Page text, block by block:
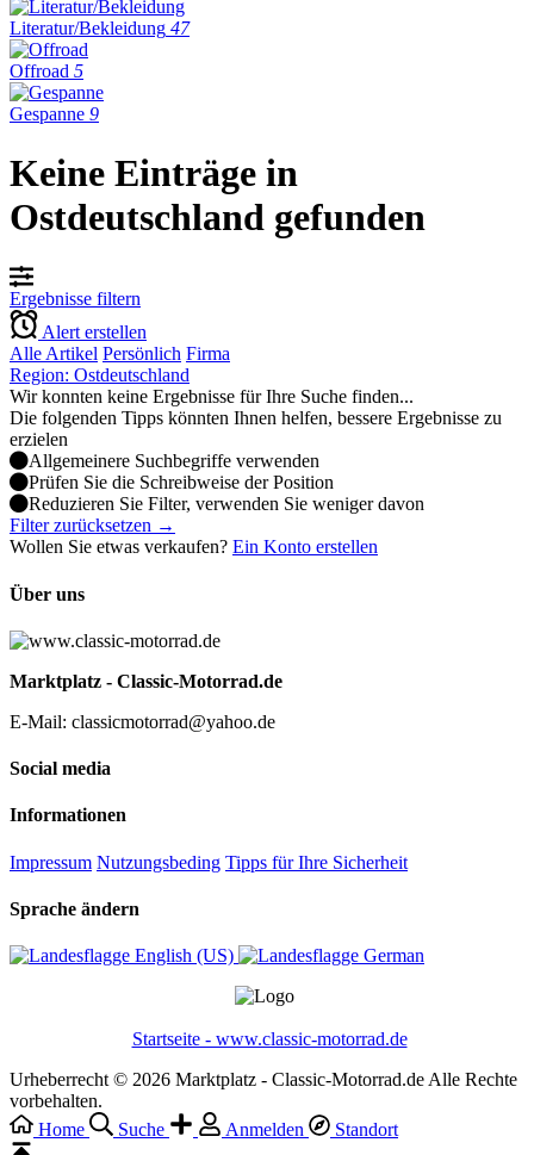
Literatur/Bekleidung 47
Offroad 5
Gespanne 9
Keine Einträge in
Ostdeutschland gefunden
Ergebnisse filtern
Alert erstellen
Alle Artikel Persönlich Firma
Region: Ostdeutschland
Wir konnten keine Ergebnisse für Ihre Suche finden...
Die folgenden Tipps könnten Ihnen helfen, bessere Ergebnisse zu
erzielen
Allgemeinere Suchbegriffe verwenden
Prüfen Sie die Schreibweise der Position
Reduzieren Sie Filter, verwenden Sie weniger davon
Filter zurücksetzen →
Wollen Sie etwas verkaufen? Ein Konto erstellen
Über uns
Marktplatz - Classic-Motorrad.de
E-Mail: classicmotorrad@yahoo.de
Social media
Informationen
Impressum Nutzungsbeding Tipps für Ihre Sicherheit
Sprache ändern
English (US)‎ German‎
Startseite - www.classic-motorrad.de
Urheberrecht © 2026 Marktplatz - Classic-Motorrad.de Alle Rechte
vorbehalten.
Home
Suche Anmelden Standort